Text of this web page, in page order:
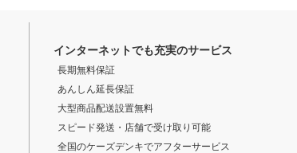
インターネットでも充実のサービス
長期無料保証
あんしん延長保証
大型商品配送設置無料
スピード発送・店舗で受け取り可能
全国のケーズデンキでアフターサービス